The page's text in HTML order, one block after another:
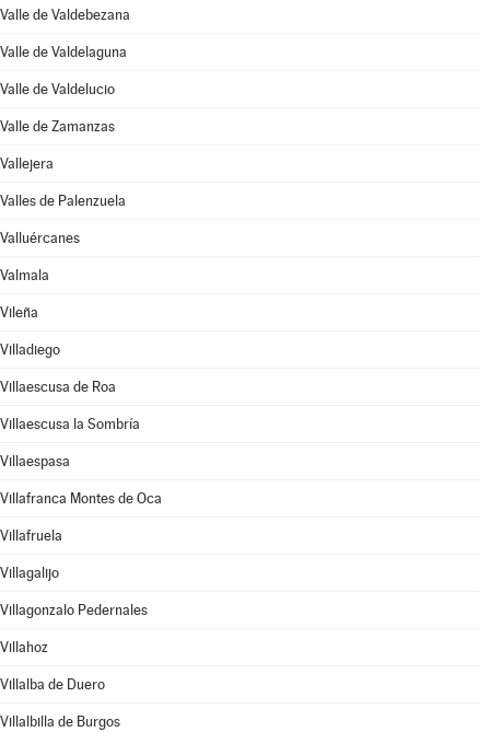
Valle de Valdebezana
Valle de Valdelaguna
Valle de Valdelucio
Valle de Zamanzas
Vallejera
Valles de Palenzuela
Valluércanes
Valmala
Vileña
Villadiego
Villaescusa de Roa
Villaescusa la Sombría
Villaespasa
Villafranca Montes de Oca
Villafruela
Villagalijo
Villagonzalo Pedernales
Villahoz
Villalba de Duero
Villalbilla de Burgos